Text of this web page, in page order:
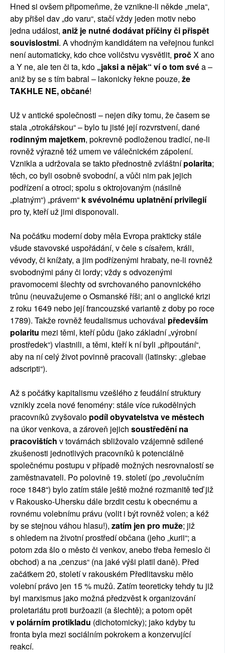
Hned si ovšem připomeňme, že vznikne-li někde „mela“,
aby přišel dav „do varu“, stačí vždy jeden motiv nebo
jedna událost, aniž je nutné dodávat příčiny či přispět
souvislostmi. A vhodným kandidátem na veřejnou funkci
není automaticky, kdo chce voličstvu vysvětlit, pročX ano
a Y ne, ale ten či ta, kdo „jaksi a nějak“ ví o tom svéa –
aniž by se s tím babral – lakonicky řekne pouze, že
TAKHLE NE, občané!
Už v antické společnosti – nejen díky tomu, že časem se
stala „otrokářskou“ – bylo tu jisté její rozvrstvení, dané
rodinným majetkem, pokrevně podloženou tradicí, ne-li
rovněž výrazně též umem ve válečnickém zápolení.
Vznikla a udržovala se takto přednostně zvláštnípolarita;
těch, co byli osobně svobodní, a vůči nim pak jejich
podřízení a otroci; spolu s oktrojovaným (násilně
„platným“) „právem“ k svévolnému uplatnění privilegií
pro ty, kteří už jimi disponovali.
Na počátku moderní doby měla Evropa prakticky stále
všude stavovské uspořádání, v čele s císařem, králi,
vévody, či knížaty, a jim podřízenými hrabaty, ne-li rovněž
svobodnými pány či lordy; vždy s odvozenými
pravomocemi šlechty od svrchovaného panovnického
trůnu (neuvažujeme o Osmanské říši; ani o anglické krizi
z roku 1649 nebo její francouzské variantě z doby po roce
1789). Takže rovněž feudalismus uchovával především
polaritu mezi těmi, kteří půdu (jako základní „výrobní
prostředek“) vlastnili, a těmi, kteří k ní byli „připoutání“,
aby na ní celý život povinně pracovali (latinsky: „glebae
adscripti“).
Až s počátky kapitalismu vzešlého z feudální struktury
vznikly zcela nové fenomény: stále více rukodělných
pracovníků zvyšovalo podíl obyvatelstva ve městech
na úkor venkova, a zároveň jejich soustředění na
pracovištích v továrnách sbližovalo vzájemně sdílené
zkušenosti jednotlivých pracovníků k potenciálně
společnému postupu v případě možných nesrovnalostí se
zaměstnavateli. Po polovině 19. století (po „revolučním
roce 1848“) bylo zatím stále ještě možné rozmanitě teď již
v Rakousko-Uhersku dále brzdit cestu k obecnému a
rovnému volebnímu právu (volit i být rovněž volen; a kéž
by se stejnou váhou hlasu!), zatím jen pro muže; již
s ohledem na životní prostředí občana (jeho „kurii“; a
potom zda šlo o město či venkov, anebo třeba řemeslo či
obchod) a na „cenzus“ (na jaké výši platil daně). Před
začátkem 20, století v rakouském Předlitavsku mělo
volební právo jen 15 % mužů. Zatím teoreticky tehdy tu již
byl marxismus jako možná předzvěst k organizování
proletariátu proti buržoazii (a šlechtě); a potom opět
v polárním protikladu (dichotomicky); jako kdyby tu
fronta byla mezi sociálním pokrokem a konzervující
reakcí.